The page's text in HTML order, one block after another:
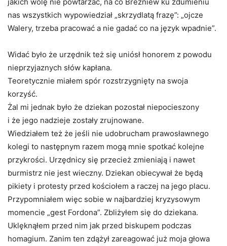
nas wszystkich wypowiedział „skrzydlatą frazę”: „ojcze
Walery, trzeba pracować a nie gadać co na język wpadnie”.
Widać było że urzędnik też się uniósł honorem z powodu
nieprzyjaznych słów kapłana.
Teoretycznie miałem spór rozstrzygnięty na swoja
korzyść.
Żal mi jednak było że dziekan pozostał niepocieszony
i że jego nadzieje zostały zrujnowane.
Wiedziałem też że jeśli nie udobrucham prawosławnego
kolegi to następnym razem mogą mnie spotkać kolejne
przykrości. Urzędnicy się przecież zmieniają i nawet
burmistrz nie jest wieczny. Dziekan obiecywał że będą
pikiety i protesty przed kościołem a raczej na jego placu.
Przypomniałem więc sobie w najbardziej kryzysowym
momencie „gest Fordona”. Zbliżyłem się do dziekana.
Uklęknąłem przed nim jak przed biskupem podczas
homagium. Zanim ten zdążył zareagować już moja głowa